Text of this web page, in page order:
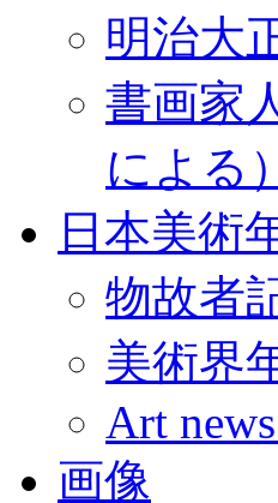
明治大
書画家
による）
日本美術
物故者
美術界
Art
画像